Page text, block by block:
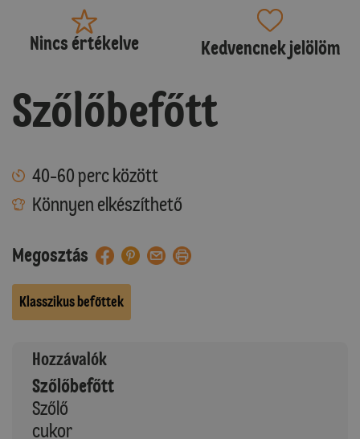
Nincs értékelve Kedvencnek jelölöm
Szőlőbefőtt
40-60 perc között
Könnyen elkészíthető
Megosztás
Klasszikus befőttek
Hozzávalók
Szőlőbefőtt
Szőlő
cukor